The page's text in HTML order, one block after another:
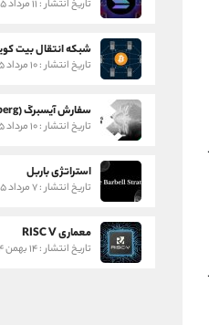
تاریخ انتشار : ۱۱ مرداد ۱۴۰۵
شبکه انتقال بیت
تاریخ انتشار : ۱۰ مرداد ۱۴۰۵
سفارش آیسبرگ (Iceberg)
تاریخ انتشار : ۱۰ مرداد ۱۴۰۵
استراتژی باربل
تاریخ انتشار : ۷ مرداد ۱۴۰۵
معماری RISC V
تاریخ انتشار : ۱۴ بهمن ۱۴۰۴